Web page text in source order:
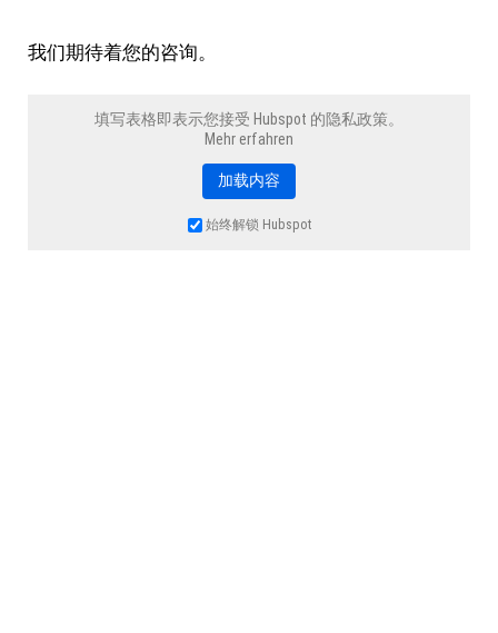
我们期待着您的咨询。
填写表格即表示您接受 Hubspot 的隐私政策。
Mehr erfahren
加载内容
始终解锁 Hubspot